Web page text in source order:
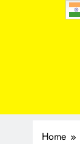
Home